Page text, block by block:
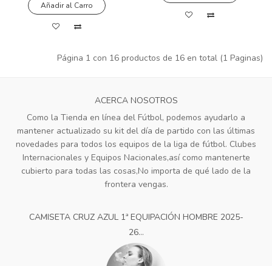
Añadir al Carro
Página 1 con 16 productos de 16 en total (1 Paginas)
ACERCA NOSOTROS
Como la Tienda en línea del Fútbol, podemos ayudarlo a
mantener actualizado su kit del día de partido con las últimas
novedades para todos los equipos de la liga de fútbol. Clubes
Internacionales y Equipos Nacionales,así como mantenerte
cubierto para todas las cosas,No importa de qué lado de la
frontera vengas.
CAMISETA CRUZ AZUL 1ª EQUIPACIÓN HOMBRE 2025-
26...